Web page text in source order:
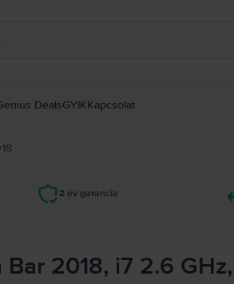
DealsGYIKKapcsolat
2 év garancia
2018, i7 2.6